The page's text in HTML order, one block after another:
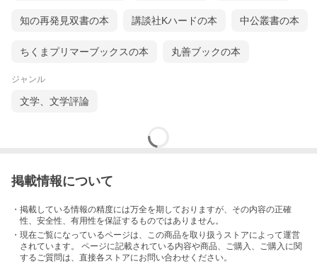
知の再発見双書の本 講談社Kハードの本 中公叢書の本
ちくまプリマーブックスの本 丸善ブックの本
ジャンル
文学、文学評論
掲載情報について
・掲載している情報の精度には万全を期しておりますが、その内容の正確
性、安全性、有用性を保証するものではありません。
・現在ご覧になっているページは、この商品を取り扱うストアによって運営
されています。 ページに記載されている内容や商品、ご購入 、ご購入に関
するご質問は、直接各ストアにお問い合わせください。